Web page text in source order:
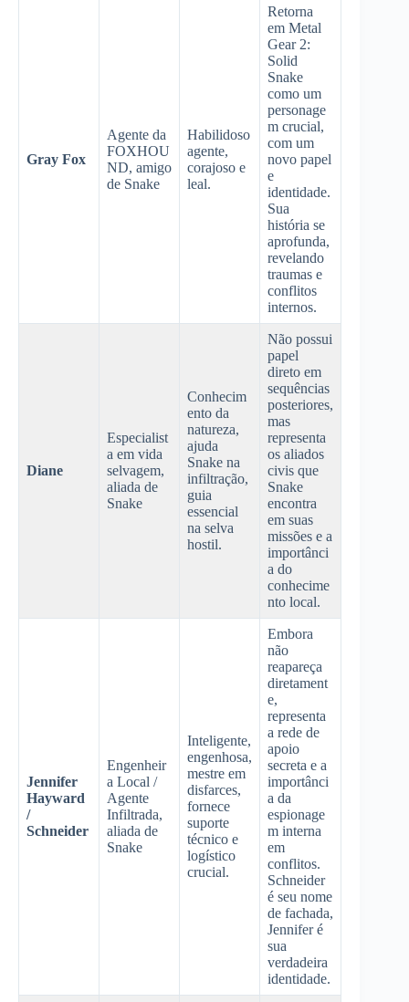
Gray Fox
Agente da
FOXHOU
ND, amigo
de Snake
Habilidoso
agente,
corajoso e
leal.
Retorna
em Metal
Gear 2:
Solid
Snake
como um
personage
m crucial,
com um
novo papel
e
identidade.
Sua
história se
aprofunda,
revelando
traumas e
conflitos
internos.
Diane
Especialist
a em vida
selvagem,
aliada de
Snake
Conhecim
ento da
natureza,
ajuda
Snake na
infiltração,
guia
essencial
na selva
hostil.
Não possui
papel
direto em
sequências
posteriores,
mas
representa
os aliados
civis que
Snake
encontra
em suas
missões e a
importânci
a do
conhecime
nto local.
Jennifer
Hayward
/
Schneider
Engenheir
a Local /
Agente
Infiltrada,
aliada de
Snake
Inteligente,
engenhosa,
mestre em
disfarces,
fornece
suporte
técnico e
logístico
crucial.
Embora
não
reapareça
diretament
e,
representa
a rede de
apoio
secreta e a
importânci
a da
espionage
m interna
em
conflitos.
Schneider
é seu nome
de fachada,
Jennifer é
sua
verdadeira
identidade.